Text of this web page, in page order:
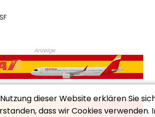
dieser Website erklären Sie
dass wir Cookies verwenden.
Anzeige